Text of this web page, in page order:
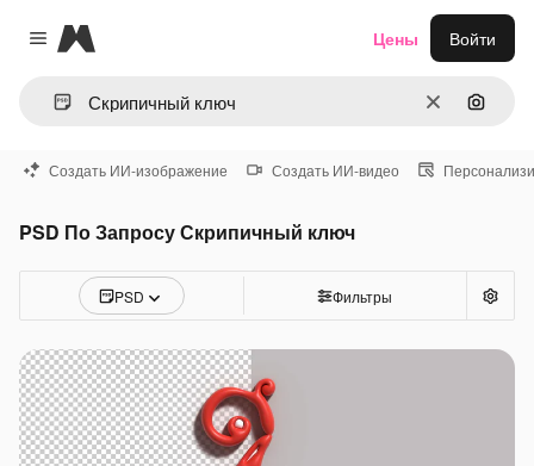
Close menu
Magnific
ОчиститьПоиск
Цены Войти
Создать ИИ-изображение Создать ИИ-видео
PSD По Запросу Скрипичный ключ
PSD Фильтры